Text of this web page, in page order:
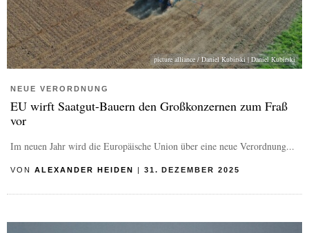
picture alliance / Daniel Kubirski | Daniel Kubirski
NEUE VERORDNUNG
EU wirft Saatgut-Bauern den Großkonzernen zum Fraß
vor
Im neuen Jahr wird die Europäische Union über eine neue Verordnung...
VON ALEXANDER HEIDEN | 31. DEZEMBER 2025